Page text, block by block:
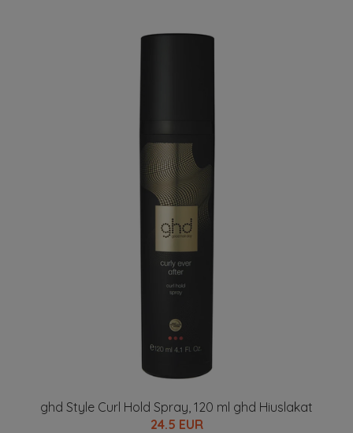
ghd Style Curl Hold Spray, 120 ml ghd Hiuslakat
24.5 EUR